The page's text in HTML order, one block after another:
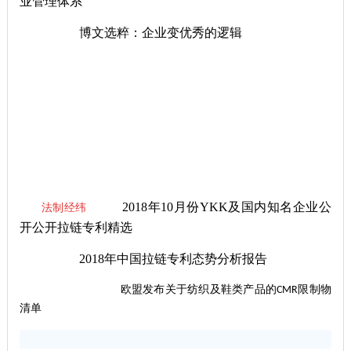
博文选粹：企业变优秀的逻辑
法制经纬 2018年10 月份YKK及国内知名企业公
开公开拉链专利精选
2018年中国拉链专利态势分析报告
欧盟发布关于纺织及鞋类产品的CMR限制物
清单